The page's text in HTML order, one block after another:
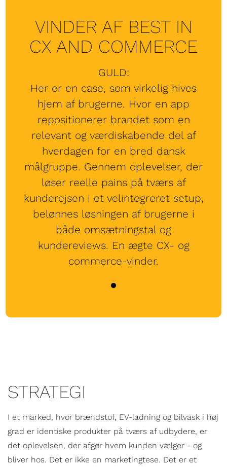
VINDER AF BEST IN
CX AND COMMERCE
GULD:
Her er en case, som virkelig hives
hjem af brugerne. Hvor en app
repositionerer brandet som en
relevant og værdiskabende del af
hverdagen for en bred dansk
målgruppe. Gennem oplevelser, der
løser reelle pains på tværs af
kunderejsen i et velintegreret setup,
belønnes løsningen af brugerne i
både omsætningstal og
kundereviews. En ægte CX- og
commerce-vinder.
STRATEGI
I et marked, hvor brændstof, EV-ladning og bilvask i høj
grad er identiske produkter på tværs af udbydere, er
det oplevelsen, der afgør hvem kunden vælger - og
bliver hos. Det er ikke en marketingtese. Det er et